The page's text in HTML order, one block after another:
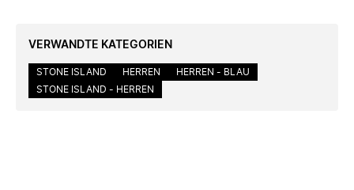
VERWANDTE KATEGORIEN
STONE ISLAND HERREN
HERREN - BLAU
STONE ISLAND - HERREN